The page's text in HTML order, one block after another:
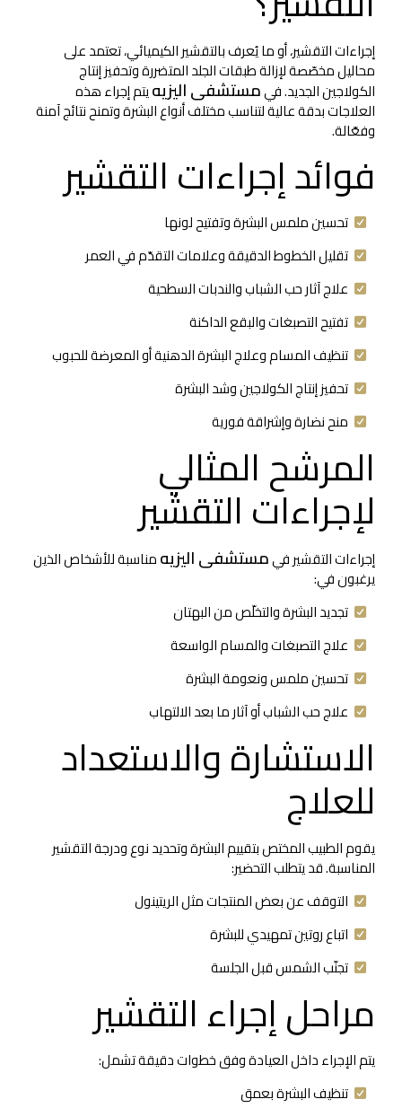
إجراءات التقشير، أو ما يُعرف بالتقشير الكيميائي، تعتمد على
محاليل مخصّصة لإزالة طبقات الجلد المتضررة وتحفيز إنتاج
الكولاجين الجديد. فيمستشفى اليزيهيتم إجراء هذه
العلاجات بدقة عالية لتناسب مختلف أنواع البشرة وتمنح نتائج آمنة
وفعّالة.
فوائد إجراءات التقشير
تحسين ملمس البشرة وتفتيح لونها
تقليل الخطوط الدقيقة وعلامات التقدّم في العمر
علاج آثار حب الشباب والندبات السطحية
تفتيح التصبغات والبقع الداكنة
تنظيف المسام وعلاج البشرة الدهنية أو المعرضة للحبوب
تحفيز إنتاج الكولاجين وشد البشرة
منح نضارة وإشراقة فورية
المرشح المثالي
لإجراءات التقشير
إجراءات التقشير فيمستشفى اليزيهمناسبة للأشخاص الذين
يرغبون في:
تجديد البشرة والتخلّص من البهتان
علاج التصبغات والمسام الواسعة
تحسين ملمس ونعومة البشرة
علاج حب الشباب أو آثار ما بعد الالتهاب
الاستشارة والاستعداد
للعلاج
يقوم الطبيب المختص بتقييم البشرة وتحديد نوع ودرجة التقشير
المناسبة. قد يتطلب التحضير:
التوقف عن بعض المنتجات مثل الريتينول
اتباع روتين تمهيدي للبشرة
تجنّب الشمس قبل الجلسة
مراحل إجراء التقشير
يتم الإجراء داخل العيادة وفق خطوات دقيقة تشمل:
تنظيف البشرة بعمق